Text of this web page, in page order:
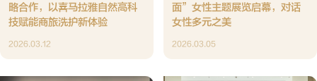
略合作，以喜马拉雅自然高科
技赋能商旅洗护新体验
2026.03.12
面”女性主题展览启幕，对话
女性多元之美
2026.03.05